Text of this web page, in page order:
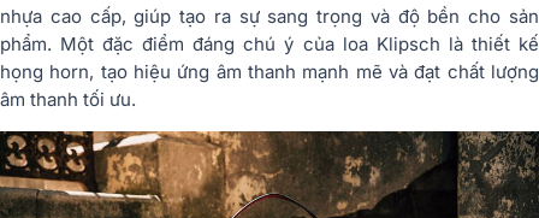
nhựa cao cấp, giúp tạo ra sự sang trọng và độ bền cho sản
phẩm. Một đặc điểm đáng chú ý của loa Klipsch là thiết kế
họng horn, tạo hiệu ứng âm thanh mạnh mẽ và đạt chất lượng
âm thanh tối ưu.